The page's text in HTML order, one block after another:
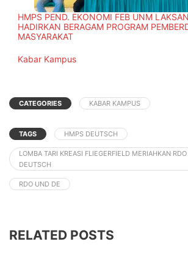
HMPS PEND. EKONOMI FEB UNM
HADIRKAN BERAGAM PROGRAM
MASYARAKAT
In relation to
Kabar Kampus
CATEGORIES KABAR KAMPUS
TAGS HMPS DEUTSCH
LOMBA TARI KREASI FLIEGERFIELD MERIAHKAN
DEUTSCH
RDO UND DE
RELATED POSTS